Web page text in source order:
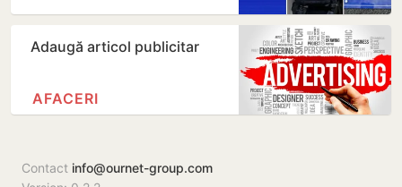
Adaugă articol publicitar
AFACERI
Contact info@ournet-group.com